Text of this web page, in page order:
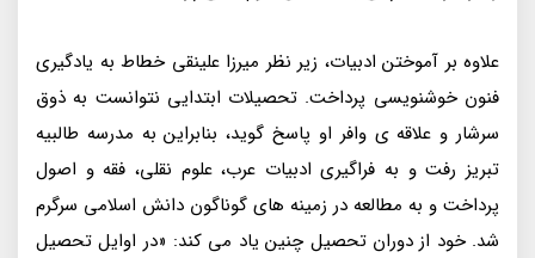
علاوه بر آموختن ادبیات، زیر نظر میرزا علینقی خطاط به یادگیری
فنون خوشنویسی پرداخت. تحصیلات ابتدایی نتوانست به ذوق
سرشار و علاقه ی وافر او پاسخ گوید، بنابراین به مدرسه طالبیه
تبریز رفت و به فراگیری ادبیات عرب، علوم نقلی، فقه و اصول
پرداخت و به مطالعه در زمینه های گوناگون دانش‌ اسلامی سرگرم
شد. خود از دوران تحصیل چنین یاد می کند: «در اوایل تحصیل